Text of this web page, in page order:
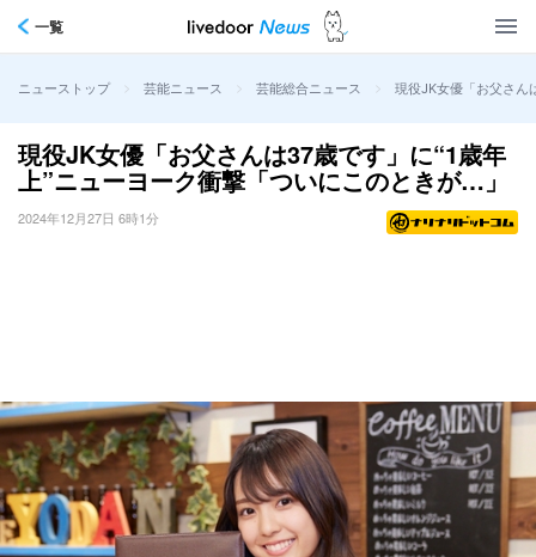
一覧
ニューストップ > 芸能ニュース > 芸能総合ニュース > 現役JK女優「お父さん
現役JK女優「お父さんは37歳です」に“1歳年
上”ニューヨーク衝撃「ついにこのときが…」
2024年12月27日 6時1分